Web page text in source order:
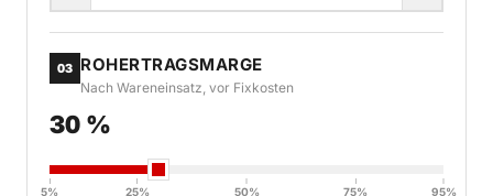
03 ROHERTRAGSMARGE
Nach Wareneinsatz, vor Fixkosten
30 %
5% 25% 50% 75% 95%